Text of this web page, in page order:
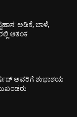
ಅಡಿಕೆ, ಬಾಳೆ,
ಆತಂಕ
ಅವರಿಗೆ ಶುಭಾಶಯ